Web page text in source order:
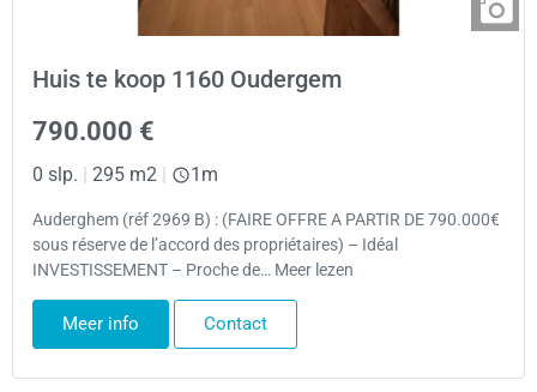
Huis te koop 1160 Oudergem
790.000 €
0 slp. 295 m2 1m
Auderghem (réf 2969 B) : (FAIRE OFFRE A PARTIR DE 790.000€
sous réserve de l’accord des propriétaires) – Idéal
INVESTISSEMENT – Proche de… Meer lezen
Meer info Contact